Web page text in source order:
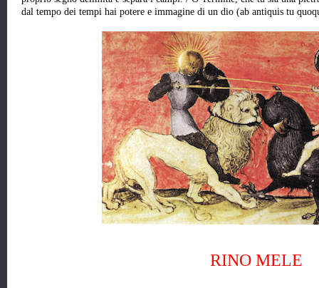
dal tempo dei tempi hai potere e immagine di un dio (ab antiquis tu
RINO MELE